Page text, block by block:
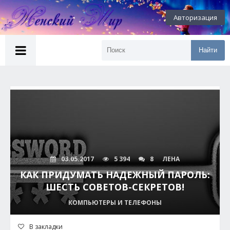
Авторизация
Найти
03.05.2017 5 394 8 ЛЕНА
КАК ПРИДУМАТЬ НАДЕЖНЫЙ ПАРОЛЬ:
ШЕСТЬ СОВЕТОВ-СЕКРЕТОВ!
КОМПЬЮТЕРЫ И ТЕЛЕФОНЫ
В закладки